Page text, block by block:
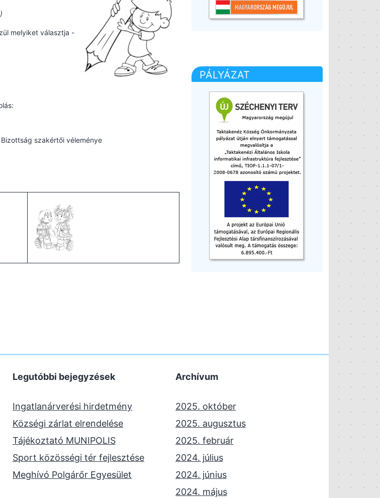
)
melyiket választja -
szakértői véleménye
PÁLYÁZAT
Legutóbbi bejegyzések
Ingatlanárverési hirdetmény
Községi zárlat elrendelése
Tájékoztató MUNIPOLIS
Sport közösségi tér fejlesztése
Meghívó Polgárőr Egyesület
Archívum
2025. október
2025. augusztus
2025. február
2024. július
2024. június
2024. május